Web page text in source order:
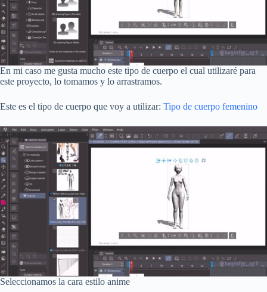
En mi caso me gusta mucho este tipo de cuerpo el cual utilizaré para
este proyecto, lo tomamos y lo arrastramos.
Este es el tipo de cuerpo que voy a utilizar: Tipo de cuerpo femenino
Seleccionamos la cara estilo anime